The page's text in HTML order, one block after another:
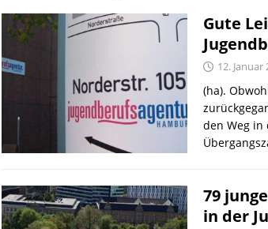
Gute
12. Januar
(ha).
den Weg
79
in der